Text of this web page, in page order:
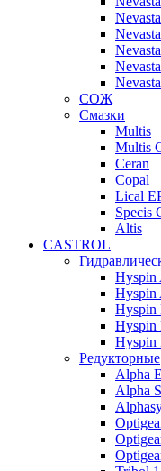
СОЖ
Смазки
Multis
Multis
Ceran
Copal
Lical
Specis
Altis
CASTROL
Hyspin
Hyspin
Hyspin
Редукторные
Alpha
Alpha